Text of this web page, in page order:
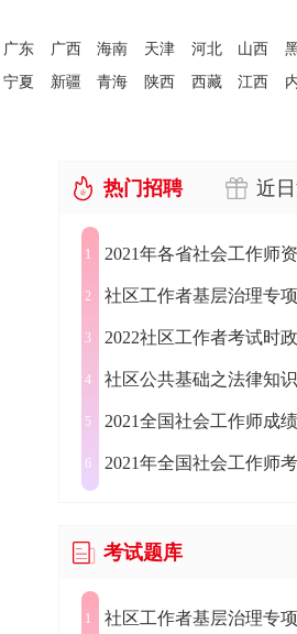
广东 广西 海南 天津 河北 山西
宁夏 新疆 青海 陕西 西藏 江西
热门招聘 近
1
2
3
4
5
6
考试题库
1